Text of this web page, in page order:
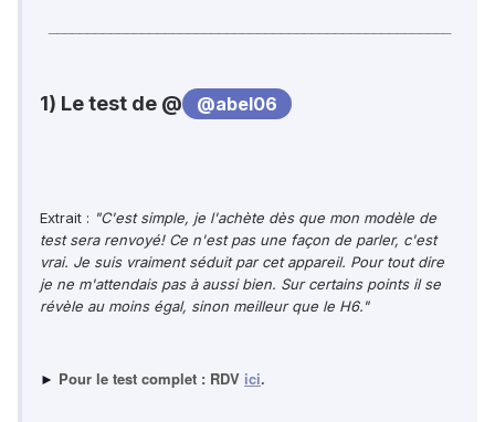
1) Le test de @ @abel06
Extrait : "C'est simple, je l'achète dès que mon modèle de
test sera renvoyé! Ce n'est pas une façon de parler, c'est
vrai. Je suis vraiment séduit par cet appareil. Pour tout dire
je ne m'attendais pas à aussi bien. Sur certains points il se
révèle au moins égal, sinon meilleur que le H6."
► Pour le test complet : RDV ici.